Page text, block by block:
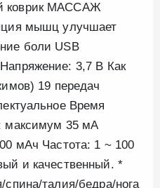
коврик МАССАЖ
мышц улучшает
боли USB
3,7 В Как
19 передач
Время
максимум 35 мА
мАч Частота: 1 ~ 100
и качественный. *
талия/бедра/нога